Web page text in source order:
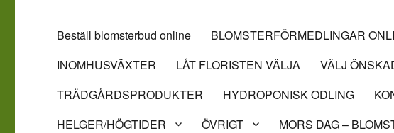
Beställ blomsterbud online BLOMSTERFÖRMEDLINGAR
INOMHUSVÄXTER
LÅT FLORISTEN VÄLJA VÄLJ
TRÄDGÅRDSPRODUKTER
HYDROPONISK ODLING
HELGER/HÖGTIDER
ÖVRIGT MORS DAG –